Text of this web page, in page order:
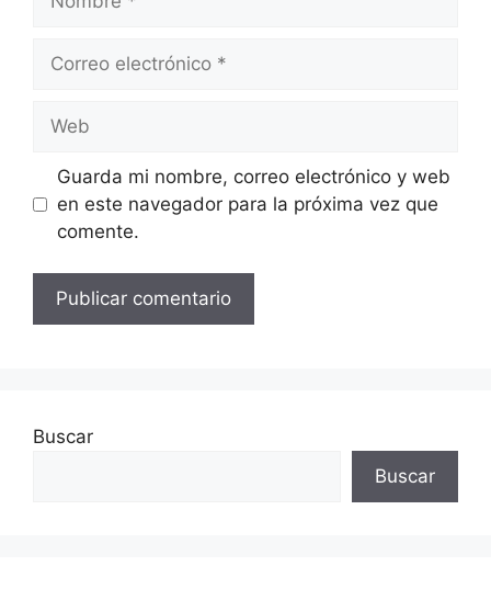
electrónico
Guarda mi nombre, correo electrónico y web
en este navegador para la próxima vez que
comente.
Buscar
Buscar